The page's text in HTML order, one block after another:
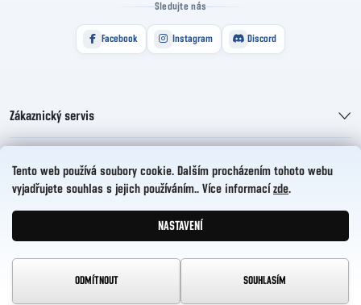
Tento web používá soubory cookie. Dalším procházením tohoto webu
vyjadřujete souhlas s jejich používáním.. Více informací zde.
NASTAVENÍ
ODMÍTNOUT SOUHLASÍM
Sledujte nás
Facebook Instagram Discord
Zákaznický servis
Copyright 2026
. Všechna práva vyhrazena.
Upravit nastavení cookies